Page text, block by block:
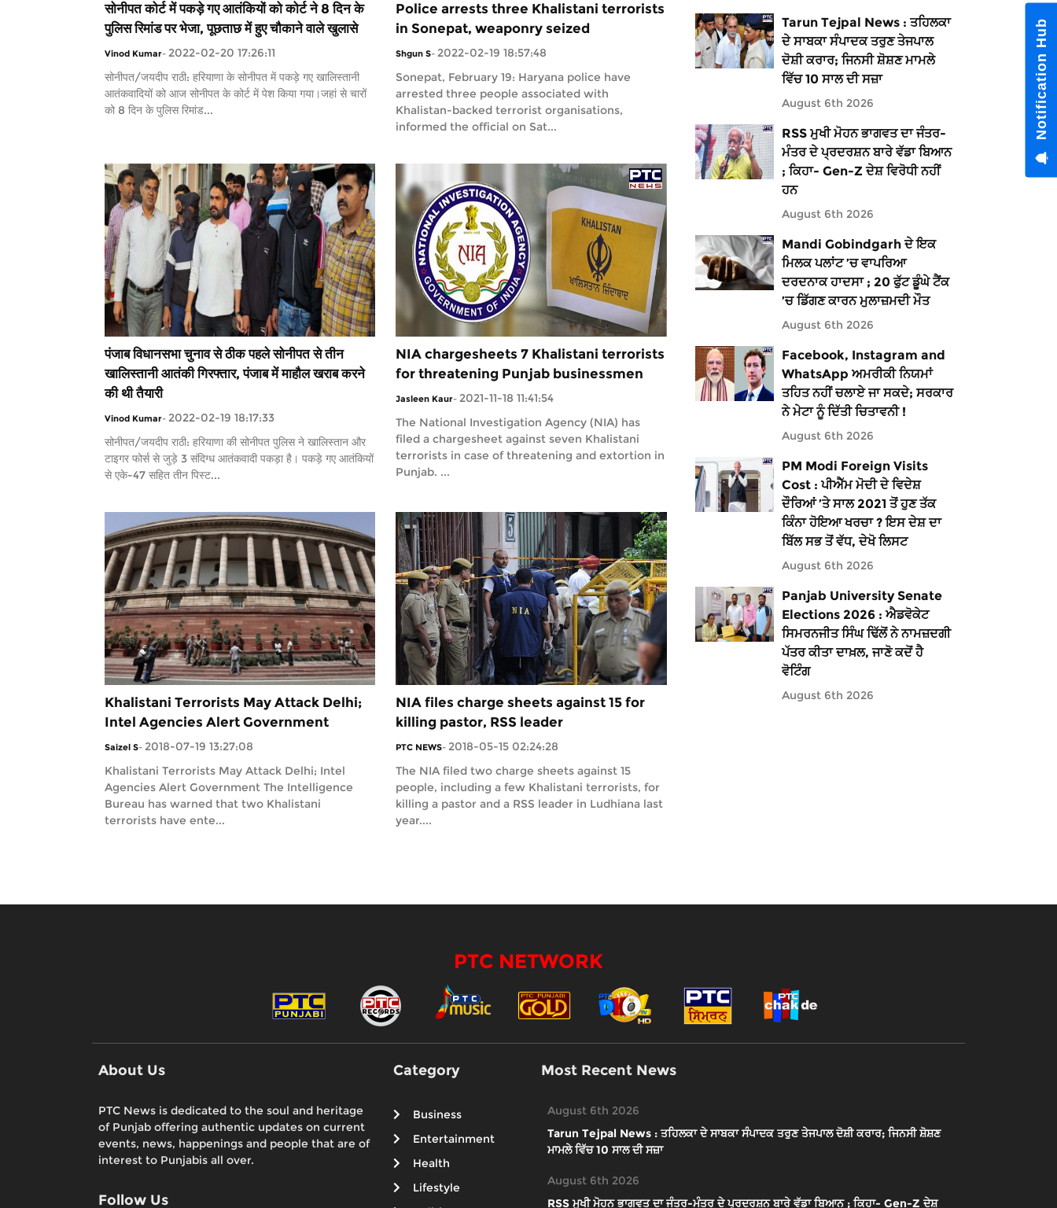
सोनीपत कोर्ट में पकड़े गए आतंकियों को कोर्ट ने 8 दिन के
पुलिस रिमांड पर भेजा, पूछताछ में हुए चौकाने वाले खुलासे
Vinod Kumar- 2022-02-20 17:26:11
सोनीपत/जयदीप राठी: हरियाणा के सोनीपत में पकड़े गए खालिस्तानी
आतंकवादियों को आज सोनीपत के कोर्ट में पेश किया गया।जहां से चारों
को 8 दिन के पुलिस रिमांड...
Police arrests three Khalistani terrorists
in Sonepat, weaponry seized
Shgun S- 2022-02-19 18:57:48
Sonepat, February 19: Haryana police have
arrested three people associated with
Khalistan-backed terrorist organisations,
informed the official on Sat...
पंजाब विधानसभा चुनाव से ठीक पहले सोनीपत से तीन
खालिस्तानी आतंकी गिरफ्तार, पंजाब में माहौल खराब करने
की थी तैयारी
Vinod Kumar- 2022-02-19 18:17:33
सोनीपत/जयदीप राठी: हरियाणा की सोनीपत पुलिस ने खालिस्तान और
टाइगर फोर्स से जुड़े 3 संदिग्ध आतंकवादी पकड़ा है। पकड़े गए आतंकियों
से एके-47 सहित तीन पिस्ट...
NIA chargesheets 7 Khalistani terrorists
for threatening Punjab businessmen
Jasleen Kaur- 2021-11-18 11:41:54
The National Investigation Agency (NIA) has
filed a chargesheet against seven Khalistani
terrorists in case of threatening and extortion in
Punjab. ...
Khalistani Terrorists May Attack Delhi;
Intel Agencies Alert Government
Saizel S- 2018-07-19 13:27:08
Khalistani Terrorists May Attack Delhi; Intel
Agencies Alert Government The Intelligence
Bureau has warned that two Khalistani
terrorists have ente...
NIA files charge sheets against 15 for
killing pastor, RSS leader
PTC NEWS- 2018-05-15 02:24:28
The NIA filed two charge sheets against 15
people, including a few Khalistani terrorists, for
killing a pastor and a RSS leader in Ludhiana last
year....
Tarun Tejpal News : ਤਹਿਲਕਾ
ਦੇ ਸਾਬਕਾ ਸੰਪਾਦਕ ਤਰੁਣ ਤੇਜਪਾਲ
ਦੋਸ਼ੀ ਕਰਾਰ; ਜਿਨਸੀ ਸ਼ੋਸ਼ਣ ਮਾਮਲੇ
ਵਿੱਚ 10 ਸਾਲ ਦੀ ਸਜ਼ਾ
August 6th 2026
RSS ਮੁਖੀ ਮੋਹਨ ਭਾਗਵਤ ਦਾ ਜੰਤਰ-
ਮੰਤਰ ਦੇ ਪ੍ਰਦਰਸ਼ਨ ਬਾਰੇ ਵੱਡਾ ਬਿਆਨ
; ਕਿਹਾ- Gen-Z ਦੇਸ਼ ਵਿਰੋਧੀ ਨਹੀਂ
ਹਨ
August 6th 2026
Mandi Gobindgarh ਦੇ ਇਕ
ਮਿਲਕ ਪਲਾਂਟ ’ਚ ਵਾਪਰਿਆ
ਦਰਦਨਾਕ ਹਾਦਸਾ ; 20 ਫੁੱਟ ਡੂੰਘੇ ਟੈਂਕ
’ਚ ਡਿੱਗਣ ਕਾਰਨ ਮੁਲਾਜ਼ਮਦੀ ਮੌਤ
August 6th 2026
Facebook, Instagram and
WhatsApp ਅਮਰੀਕੀ ਨਿਯਮਾਂ
ਤਹਿਤ ਨਹੀਂ ਚਲਾਏ ਜਾ ਸਕਦੇ; ਸਰਕਾਰ
ਨੇ ਮੇਟਾ ਨੂੰ ਦਿੱਤੀ ਚਿਤਾਵਨੀ !
August 6th 2026
PM Modi Foreign Visits
Cost : ਪੀਐੱਮ ਮੋਦੀ ਦੇ ਵਿਦੇਸ਼
ਦੌਰਿਆਂ ’ਤੇ ਸਾਲ 2021 ਤੋਂ ਹੁਣ ਤੱਕ
ਕਿੰਨਾ ਹੋਇਆ ਖਰਚਾ ? ਇਸ ਦੇਸ਼ ਦਾ
ਬਿੱਲ ਸਭ ਤੋਂ ਵੱਧ, ਦੇਖੋ ਲਿਸਟ
August 6th 2026
Panjab University Senate
Elections 2026 : ਐਡਵੋਕੇਟ
ਸਿਮਰਨਜੀਤ ਸਿੰਘ ਢਿੱਲੋਂ ਨੇ ਨਾਮਜ਼ਦਗੀ
ਪੱਤਰ ਕੀਤਾ ਦਾਖ਼ਲ, ਜਾਣੋ ਕਦੋਂ ਹੈ
ਵੋਟਿੰਗ
August 6th 2026
PTC NETWORK
About Us
PTC News is dedicated to the soul and heritage
of Punjab offering authentic updates on current
events, news, happenings and people that are of
interest to Punjabis all over.
Follow Us
Category
Business
Entertainment
Health
Lifestyle
Most Recent News
August 6th 2026
Tarun Tejpal News : ਤਹਿਲਕਾ ਦੇ ਸਾਬਕਾ ਸੰਪਾਦਕ ਤਰੁਣ ਤੇਜਪਾਲ ਦੋਸ਼ੀ ਕਰਾਰ; ਜਿਨਸੀ ਸ਼ੋਸ਼ਣ
ਮਾਮਲੇ ਵਿੱਚ 10 ਸਾਲ ਦੀ ਸਜ਼ਾ
August 6th 2026
RSS ਮੁਖੀ ਮੋਹਨ ਭਾਗਵਤ ਦਾ ਜੰਤਰ-ਮੰਤਰ ਦੇ ਪ੍ਰਦਰਸ਼ਨ ਬਾਰੇ ਵੱਡਾ ਬਿਆਨ ; ਕਿਹਾ- Gen-Z ਦੇਸ਼